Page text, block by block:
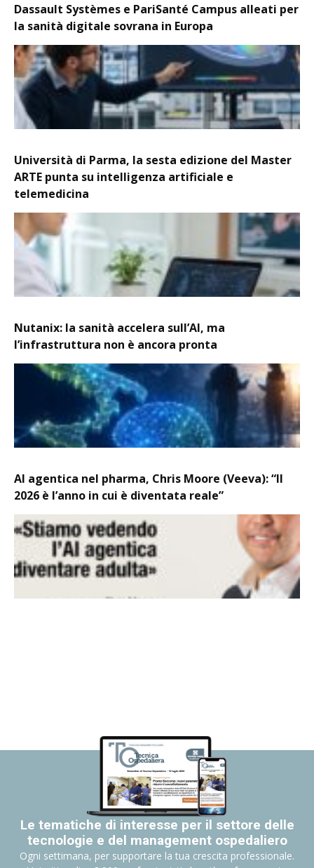
Dassault Systèmes e PariSanté Campus alleati per
la sanità digitale sovrana in Europa
Università di Parma, la sesta edizione del Master
ARTE punta su intelligenza artificiale e
telemedicina
Nutanix: la sanità accelera sull’AI, ma
l’infrastruttura non è ancora pronta
AI agentica nel pharma, Chris Moore (Veeva): “Il
2026 è l’anno in cui è diventata reale”
Le tematiche di interesse per il settore delle
tecnologie e del management ospedaliero
Ogni settimana, per supportare la tua crescita professionale.